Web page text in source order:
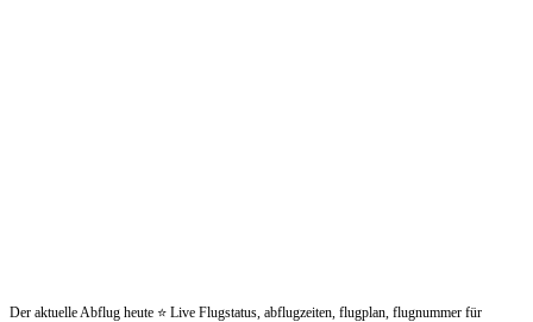
Der aktuelle Abflug heute ⭐ Live Flugstatus, abflugzeiten, flugplan, flugnummer für